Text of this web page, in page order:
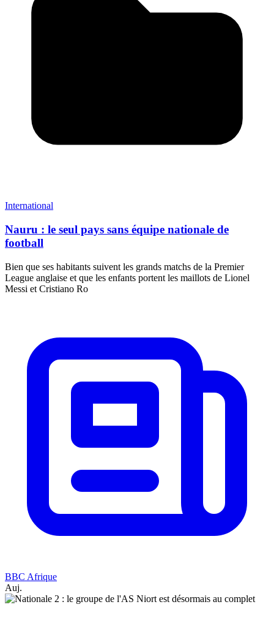
International
Nauru : le seul pays sans équipe nationale de
football
Bien que ses habitants suivent les grands matchs de la Premier
League anglaise et que les enfants portent les maillots de Lionel
Messi et Cristiano Ro
BBC Afrique
Auj.